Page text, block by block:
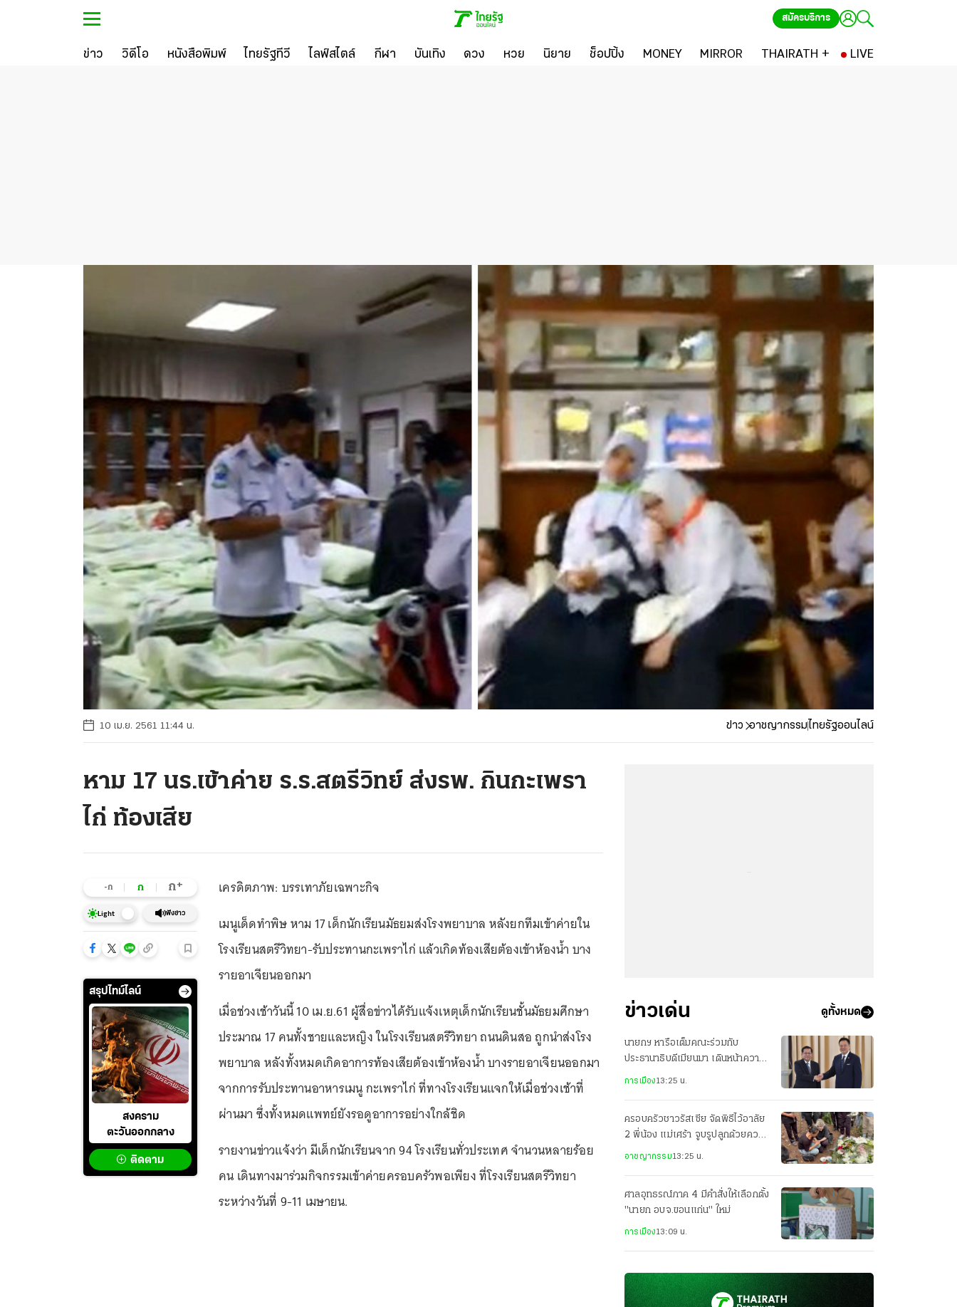
สมัครบริการ
ข่าว วิดีโอ หนังสือพิมพ์ ไทยรัฐทีวี ไลฟ์สไตล์ กีฬา บันเทิง ดวง หวย นิยาย ช็อปปิ้ง MONEY MIRROR THAIRATH + LIVE
10 เม.ย. 2561 11:44 น. ข่าว อาชญากรรมไทยรัฐออนไลน์
หาม 17 นร.เข้าค่าย ร.ร.สตรีวิทย์ ส่งรพ. กินกะเพรา
ไก่ ท้องเสีย
-ก ก ก+
Light ฟังข่าว
สรุปไทม์ไลน์
สงคราม
ตะวันออกกลาง
ติดตาม
เครดิตภาพ: บรรเทาภัยเฉพาะกิจ
เมนูเด็ดทำพิษ หาม 17 เด็กนักเรียนมัธยมส่งโรงพยาบาล หลังยกทีมเข้าค่ายใน
โรงเรียนสตรีวิทยา-รับประทานกะเพราไก่ แล้วเกิดท้องเสียต้องเข้าห้องน้ำ บาง
รายอาเจียนออกมา
เมื่อช่วงเช้าวันนี้ 10 เม.ย.61 ผู้สื่อข่าวได้รับแจ้งเหตุเด็กนักเรียนชั้นมัธยมศึกษา
ประมาณ 17 คนทั้งชายและหญิง ในโรงเรียนสตรีวิทยา ถนนดินสอ ถูกนำส่งโรง
พยาบาล หลังทั้งหมดเกิดอาการท้องเสียต้องเข้าห้องน้ำ บางรายอาเจียนออกมา
จากการรับประทานอาหารเมนู กะเพราไก่ ที่ทางโรงเรียนแจกให้เมื่อช่วงเช้าที่
ผ่านมา ซึ่งทั้งหมดแพทย์ยังรอดูอาการอย่างใกล้ชิด
รายงานข่าวแจ้งว่า มีเด็กนักเรียนจาก 94 โรงเรียนทั่วประเทศ จำนวนหลายร้อย
คน เดินทางมาร่วมกิจกรรมเข้าค่ายครอบครัวพอเพียง ที่โรงเรียนสตรีวิทยา
ระหว่างวันที่ 9-11 เมษายน.
ข่าวเด่น ดูทั้งหมด
นายกฯ หารือเต็มคณะร่วมกับ
ประธานาธิบดีเมียนมา เดินหน้าความ
ร่วมมือทุกมิติ
การเมือง13:25 น.
ครอบครัวชาวรัสเซีย จัดพิธีไว้อาลัย
2 พี่น้อง แม่เศร้า จูบรูปลูกด้วยความ
อาชญากรรม13:25 น.
ศาลอุทธรณ์ภาค 4 มีคำสั่งให้เลือกตั้ง
"นายก อบจ.ขอนแก่น" ใหม่
การเมือง13:09 น.